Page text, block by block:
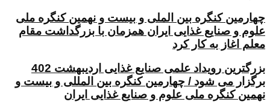
چهارمین کنگره بین الملی و بیست و نهمین کنگره ملی
علوم و صنایع غذایی ایران همزمان با بزرگداشت مقام
معلم اغاز به کار کرد
بزرگترین رویداد علمی صنایع غذایی اردیبهشت 402
برگزار می شود / چهارمین کنگره بین المللی و بیست و
نهمین کنگره ملی علوم و صنایع غذایی ایران